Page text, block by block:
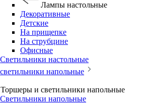
Лампы настольные
Декоративные
Детские
На прищепке
На струбцине
Офисные
Светильники настольные
напольные
Торшеры и светильники напольные
Светильники напольные